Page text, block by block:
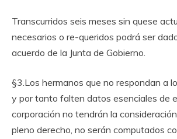
Transcurridos seis meses sin quese
necesarios o re-queridos podrá ser
acuerdo de la Junta de Gobierno.
§3.Los hermanos que no respondan a
y por tanto falten datos esenciales de
corporación no tendrán la
pleno derecho, no serán computados